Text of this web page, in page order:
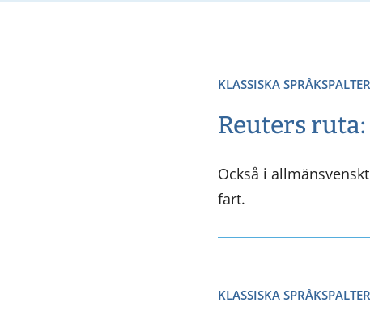
KLASSISKA SPRÅKSPALTER
Reuters
Också i
fart.
KLASSISKA SPRÅKSPALTER